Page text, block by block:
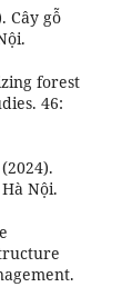
Cây gỗ
forest
46:
Nội.